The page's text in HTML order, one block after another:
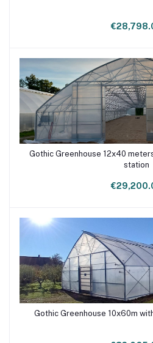
Add to
Gothic Greenhouse 12x40
station
Add to
Gothic Greenhouse 10x60m